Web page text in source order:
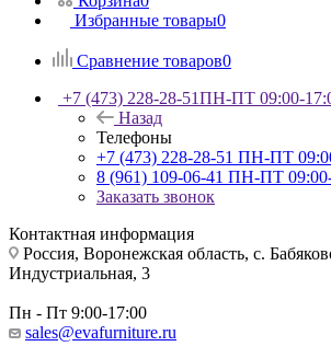
Избранные товары0
Сравнение товаров0
+7 (473) 228-28-51ПН-ПТ 09:00-
Назад
Телефоны
+7 (473) 228-28-51 ПН-ПТ
8 (961) 109-06-41 ПН-ПТ
Заказать звонок
Контактная информация
Россия, Воронежская область, с.
Индустриальная, 3
Пн - Пт 9:00-17:00
sales@evafurniture.ru